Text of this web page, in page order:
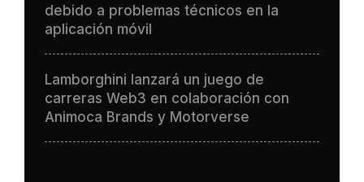
debido a problemas técnicos en la
aplicación móvil
Lamborghini lanzará un juego de
carreras Web3 en colaboración con
Animoca Brands y Motorverse